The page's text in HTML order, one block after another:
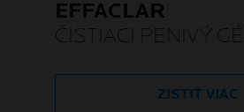
EFFACLAR
ČISTIACI PENIVÝ GÉL
ZISTIŤ VIAC